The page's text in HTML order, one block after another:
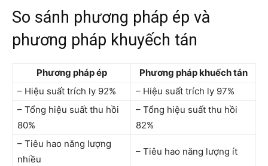
So sánh phương pháp ép và
phương pháp khuyếch tán
Phương pháp ép
Phương pháp khuếch tán
– Hiệu suất trích ly 92%
– Hiệu suất trích ly 97%
– Tổng hiệu suất thu hồi
80%
– Tổng hiệu suất thu hồi
82%
– Tiêu hao năng lượng
nhiều
– Tiêu hao năng lượng ít